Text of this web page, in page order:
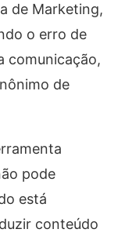
de Marketing,
o erro de
comunicação,
de
pode
está
conteúdo